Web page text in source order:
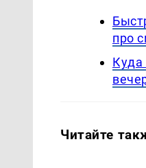
про
Куда
Читайте